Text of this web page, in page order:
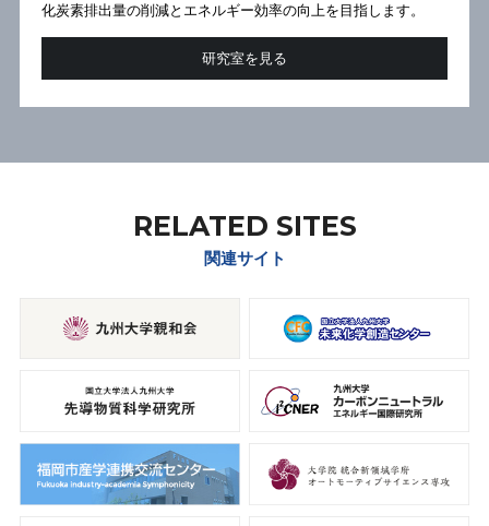
化炭素排出量の削減とエネルギー効率の向上を目指します。
研究室を見る
RELATED SITES
関連サイト